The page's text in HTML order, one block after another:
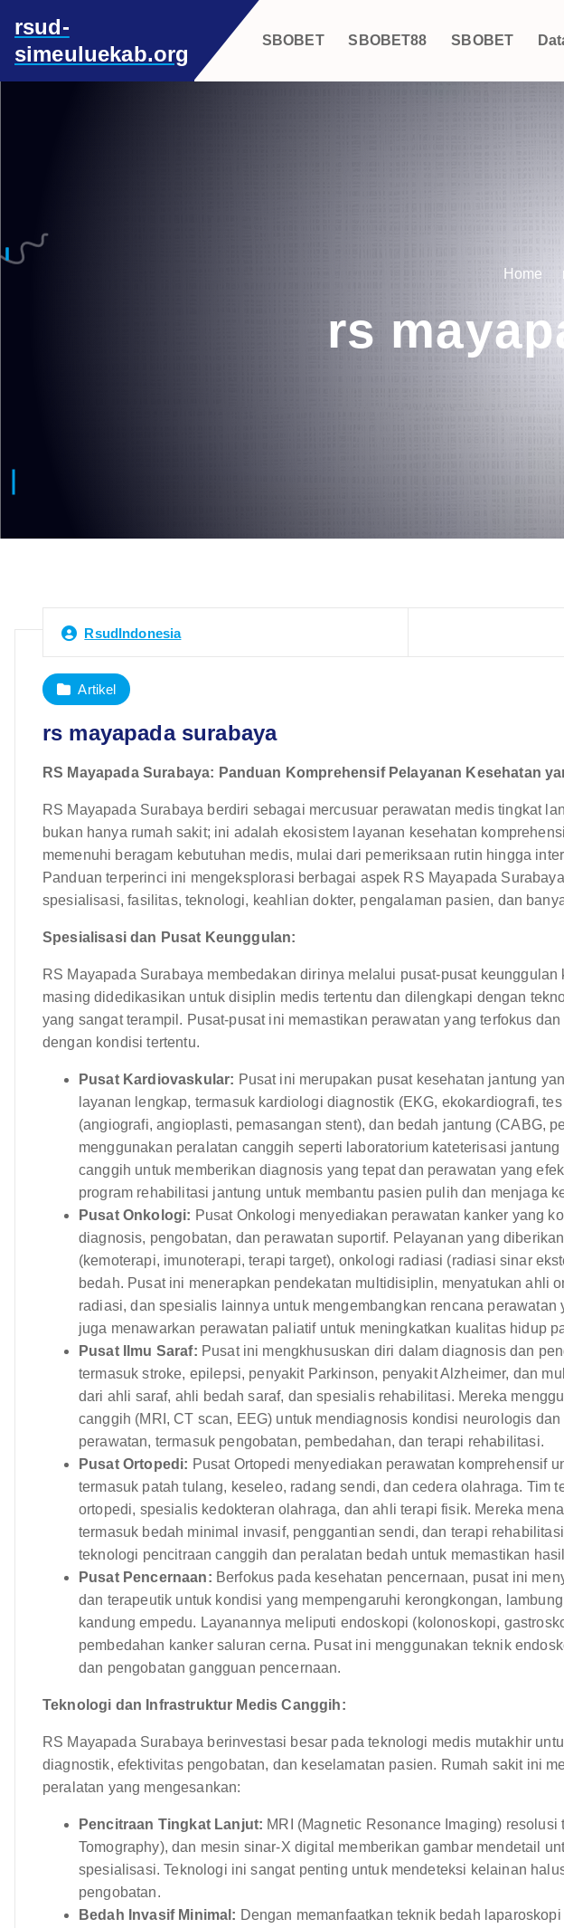
p
n
rsud-
simeuluekab.org
SBOBET SBOBET88 SBOBET
Home
rs
RsudIndonesia
Artikel
rs mayapada surabaya
RS Mayapada Surabaya: Panduan Komprehensif Pelayanan Kesehatan
RS Mayapada Surabaya berdiri sebagai mercusuar perawatan medis tingkat
bukan hanya rumah sakit; ini adalah ekosistem layanan kesehatan
memenuhi beragam kebutuhan medis, mulai dari pemeriksaan rutin hingga
Panduan terperinci ini mengeksplorasi berbagai aspek RS Mayapada
spesialisasi, fasilitas, teknologi, keahlian dokter, pengalaman pasien, dan
Spesialisasi dan Pusat Keunggulan:
RS Mayapada Surabaya membedakan dirinya melalui pusat-pusat keunggulan
masing didedikasikan untuk disiplin medis tertentu dan dilengkapi dengan
yang sangat terampil. Pusat-pusat ini memastikan perawatan yang terfokus
dengan kondisi tertentu.
Pusat Kardiovaskular: Pusat ini merupakan pusat kesehatan jantung
layanan lengkap, termasuk kardiologi diagnostik (EKG, ekokardiografi,
(angiografi, angioplasti, pemasangan stent), dan bedah jantung (CABG,
menggunakan peralatan canggih seperti laboratorium kateterisasi
canggih untuk memberikan diagnosis yang tepat dan perawatan yang
program rehabilitasi jantung untuk membantu pasien pulih dan menjaga
Pusat Onkologi: Pusat Onkologi menyediakan perawatan kanker yang
diagnosis, pengobatan, dan perawatan suportif. Pelayanan yang
(kemoterapi, imunoterapi, terapi target), onkologi radiasi (radiasi sinar
bedah. Pusat ini menerapkan pendekatan multidisiplin, menyatukan ahli
radiasi, dan spesialis lainnya untuk mengembangkan rencana perawatan
juga menawarkan perawatan paliatif untuk meningkatkan kualitas hidup
Pusat Ilmu Saraf: Pusat ini mengkhususkan diri dalam diagnosis dan
termasuk stroke, epilepsi, penyakit Parkinson, penyakit Alzheimer, dan
dari ahli saraf, ahli bedah saraf, dan spesialis rehabilitasi. Mereka
canggih (MRI, CT scan, EEG) untuk mendiagnosis kondisi neurologis
perawatan, termasuk pengobatan, pembedahan, dan terapi rehabilitasi.
Pusat Ortopedi: Pusat Ortopedi menyediakan perawatan komprehensif
termasuk patah tulang, keseleo, radang sendi, dan cedera olahraga. Tim
ortopedi, spesialis kedokteran olahraga, dan ahli terapi fisik. Mereka
termasuk bedah minimal invasif, penggantian sendi, dan terapi
teknologi pencitraan canggih dan peralatan bedah untuk memastikan
Pusat Pencernaan: Berfokus pada kesehatan pencernaan, pusat ini
dan terapeutik untuk kondisi yang mempengaruhi kerongkongan,
kandung empedu. Layanannya meliputi endoskopi (kolonoskopi,
pembedahan kanker saluran cerna. Pusat ini menggunakan teknik
dan pengobatan gangguan pencernaan.
Teknologi dan Infrastruktur Medis Canggih:
RS Mayapada Surabaya berinvestasi besar pada teknologi medis mutakhir
diagnostik, efektivitas pengobatan, dan keselamatan pasien. Rumah sakit ini
peralatan yang mengesankan:
Pencitraan Tingkat Lanjut: MRI (Magnetic Resonance Imaging)
Tomography), dan mesin sinar-X digital memberikan gambar mendetail
spesialisasi. Teknologi ini sangat penting untuk mendeteksi kelainan
pengobatan.
Bedah Invasif Minimal: Dengan memanfaatkan teknik bedah